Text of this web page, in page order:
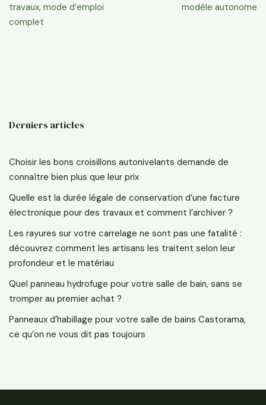
travaux, mode d’emploi
complet
modèle autonome
Derniers articles
Choisir les bons croisillons autonivelants demande de
connaître bien plus que leur prix
Quelle est la durée légale de conservation d’une facture
électronique pour des travaux et comment l’archiver ?
Les rayures sur votre carrelage ne sont pas une fatalité :
découvrez comment les artisans les traitent selon leur
profondeur et le matériau
Quel panneau hydrofuge pour votre salle de bain, sans se
tromper au premier achat ?
Panneaux d’habillage pour votre salle de bains Castorama,
ce qu’on ne vous dit pas toujours